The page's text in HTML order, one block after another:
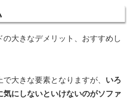
大きなデメリット、おすすめし
大きな要素となりますが、 いろ
気にしないといけないのがソファ